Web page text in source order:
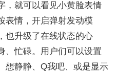
，就可以看见小黄脸表情
表情，开启弹射发动模
也升级了在线状态的心
、忙碌。用户们可以设置
想静静、Q我吧、或是显示